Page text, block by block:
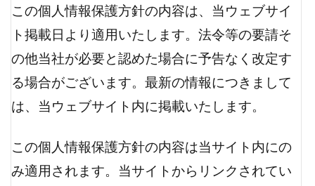
この個人情報保護方針の内容は、当ウェブサイ
ト掲載日より適用いたします。法令等の要請そ
の他当社が必要と認めた場合に予告なく改定す
る場合がございます。最新の情報につきまして
は、当ウェブサイト内に掲載いたします。
この個人情報保護方針の内容は当サイト内にの
み適用されます。当サイトからリンクされてい